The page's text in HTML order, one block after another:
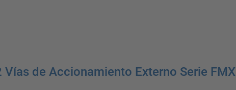
de Accionamiento Externo Serie FMX